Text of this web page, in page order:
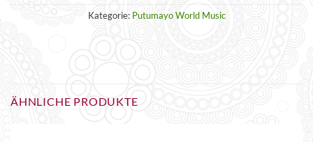
Kategorie: Putumayo World Music
ÄHNLICHE PRODUKTE